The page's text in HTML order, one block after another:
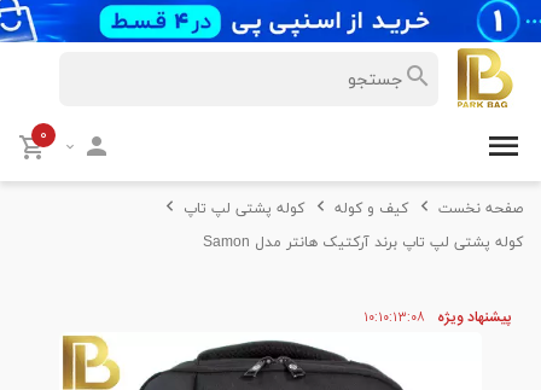
۰
صفحه نخست کیف و کوله
کوله پشتی لپ تاپ
کوله پشتی لپ تاپ برند آرکتیک هانتر مدل Samon
پیشنهاد ویژه ۱۰۱۰۱۳۰۸